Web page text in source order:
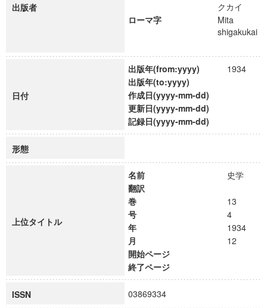
出版者
クカイ
ローマ字
Mita
shigakukai
日付
出版年(from:yyyy)
1934
出版年(to:yyyy)
作成日(yyyy-mm-dd)
更新日(yyyy-mm-dd)
記録日(yyyy-mm-dd)
形態
上位タイトル
名前
史学
翻訳
巻
13
号
4
年
1934
月
12
開始ページ
終了ページ
ISSN 03869334